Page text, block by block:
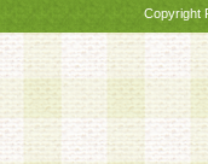
Copyright